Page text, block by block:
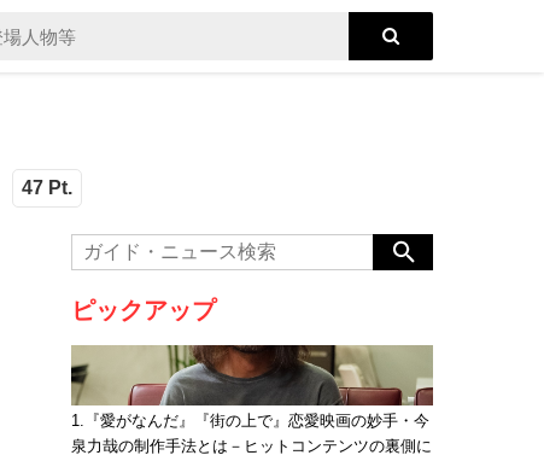
47 Pt.
ピックアップ
1.『愛がなんだ』『街の上で』恋愛映画の妙手・今
泉力哉の制作手法とは－ヒットコンテンツの裏側に